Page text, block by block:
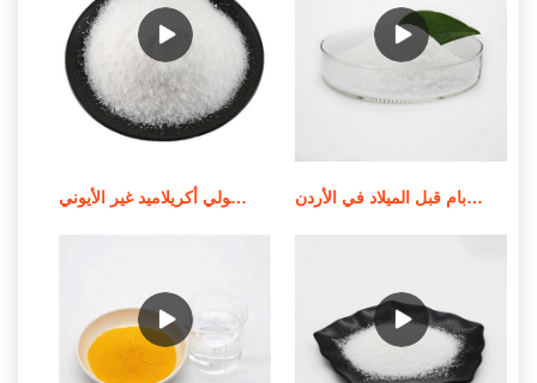
استخدام وإشعار تطبيق بولي أكريلاميد غير الأيوني جودة عالية من الموردين الندف بام قبل الميلاد في الأردن